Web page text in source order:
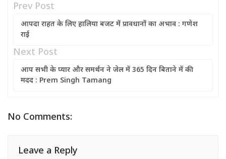
Prev Post
आपदा राहत के लिए हालिया बजट में प्रावधानों का अभाव : गणेश
राई
Next Post
आप सभी के प्यार और समर्थन ने जेल में 365 दिन बिताने में की
मदद : Prem Singh Tamang
No Comments:
Leave a Reply